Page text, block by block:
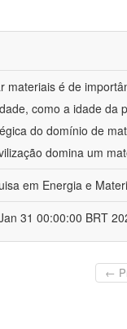
materiais é de
como a idade da
do domínio de
domina um
em Energia e
31 00:00:00 BRT
←